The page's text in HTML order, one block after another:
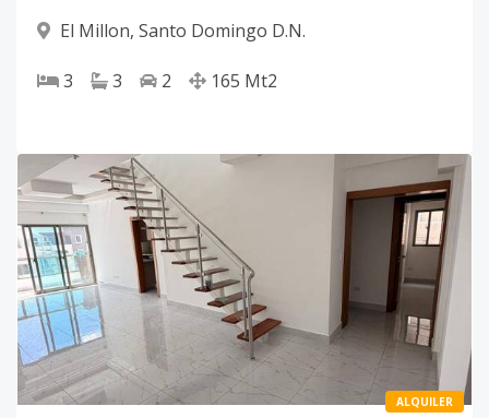
El Millon, Santo Domingo D.N.
3 3 2 165 Mt2
ALQUILER